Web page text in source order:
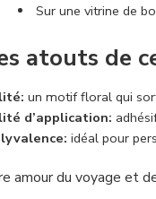
Sur une vitrine de
atouts de
un motif floral qui
d’application:
idéal pour
amour du voyage et